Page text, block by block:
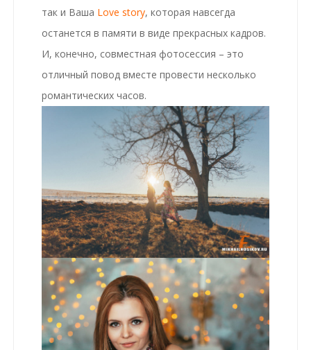
так и Ваша Love story, которая навсегда
останется в памяти в виде прекрасных кадров.
И, конечно, совместная фотосессия – это
отличный повод вместе провести несколько
романтических часов.